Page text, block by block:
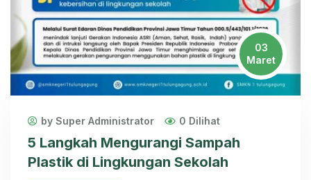
03
Maret
by Super Administrator 0 Dilihat
5 Langkah Mengurangi Sampah
Plastik di Lingkungan Sekolah